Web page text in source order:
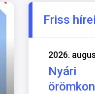
Friss
2026.
Nyári